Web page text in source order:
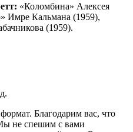
«Коломбина» Алексея
Имре Кальмана (1959),
(1959).
Благодарим вас, что
не спешим с вами